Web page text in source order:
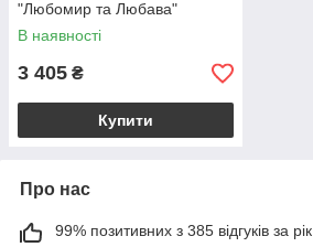
"Любомир та Любава"
В наявності
3 405 ₴
Купити
Про нас
99% позитивних з 385 відгуків за рік